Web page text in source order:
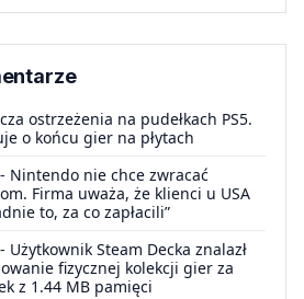
ostrzeżenia na pudełkach PS5.
o końcu gier na płytach
- Nintendo nie chce zwracać
Firma uważa, że klienci u USA
to, za co zapłacili”
- Użytkownik Steam Decka znalazł
fizycznej kolekcji gier za
z 1.44 MB pamięci